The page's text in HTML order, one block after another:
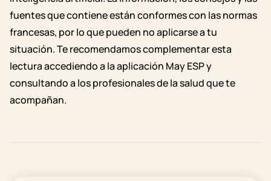
fuentes que contiene están conformes con las normas
francesas, por lo que pueden no aplicarse a tu
situación. Te recomendamos complementar esta
lectura accediendo a la aplicación May ESP y
consultando a los profesionales de la salud que te
acompañan.